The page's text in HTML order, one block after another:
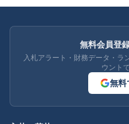
無料会員登
入札アラート・財務データ・
ウント
無料